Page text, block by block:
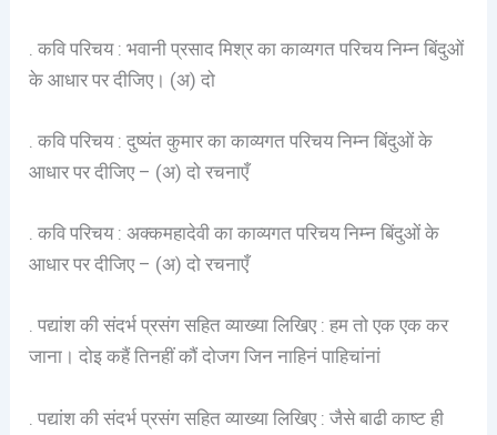
. कवि परिचय : भवानी प्रसाद मिश्र का काव्यगत परिचय निम्न बिंदुओं
के आधार पर दीजिए। (अ) दो
. कवि परिचय : दुष्यंत कुमार का काव्यगत परिचय निम्न बिंदुओं के
आधार पर दीजिए – (अ) दो रचनाएँ
. कवि परिचय : अक्कमहादेवी का काव्यगत परिचय निम्न बिंदुओं के
आधार पर दीजिए – (अ) दो रचनाएँ
. पद्यांश की संदर्भ प्रसंग सहित व्याख्या लिखिए : हम तो एक एक कर
जाना। दोइ कहैं तिनहीं कौं दोजग जिन नाहिनं पाहिचांनां
. पद्यांश की संदर्भ प्रसंग सहित व्याख्या लिखिए : जैसे बाढी काष्ट ही